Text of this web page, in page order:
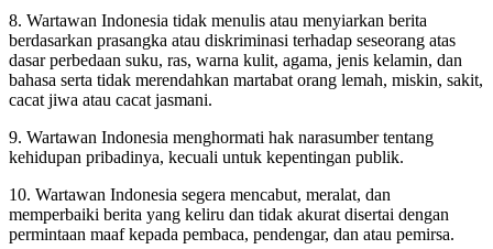
8. Wartawan Indonesia tidak menulis atau menyiarkan berita
berdasarkan prasangka atau diskriminasi terhadap seseorang atas
dasar perbedaan suku, ras, warna kulit, agama, jenis kelamin, dan
bahasa serta tidak merendahkan martabat orang lemah, miskin, sakit,
cacat jiwa atau cacat jasmani.
9. Wartawan Indonesia menghormati hak narasumber tentang
kehidupan pribadinya, kecuali untuk kepentingan publik.
10. Wartawan Indonesia segera mencabut, meralat, dan
memperbaiki berita yang keliru dan tidak akurat disertai dengan
permintaan maaf kepada pembaca, pendengar, dan atau pemirsa.